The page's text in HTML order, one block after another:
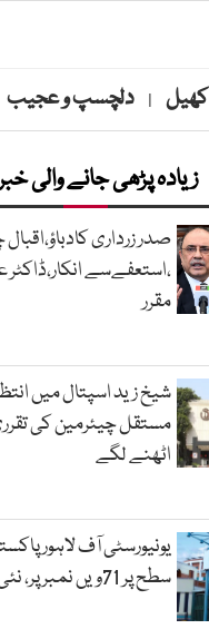
کھیل | دلچسپ و عجیب
زیادہ پڑھی جانے والی
صدر زرداری
،استعفےسے انکار،ڈاکٹر
مقرر
شیخ زید اسپتال میں
مستقل چیئرمین کی
اٹھنے لگے
یونیورسٹی آف لاہور
سطح پر 71ویں نمبر پر، نئی تاریخ رقم